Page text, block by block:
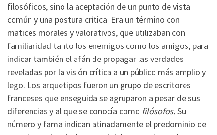
filosóficos, sino la aceptación de un punto de vista
común y una postura crítica. Era un término con
matices morales y valorativos, que utilizaban con
familiaridad tanto los enemigos como los amigos, para
indicar también el afán de propagar las verdades
reveladas por la visión crítica a un público más amplio y
lego. Los arquetipos fueron un grupo de escritores
franceses que enseguida se agruparon a pesar de sus
diferencias y al que se conocía como filósofos.Su
número y fama indican atinadamente el predominio de